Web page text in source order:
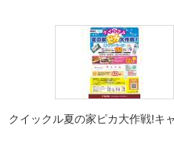
クイックル夏の家ピカ大作戦!キ